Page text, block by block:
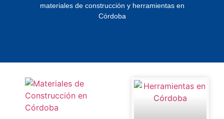
materiales de construcción y herramientas en
Córdoba